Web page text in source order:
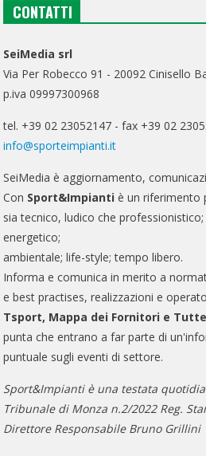
CONTATTI
SeiMedia srl
Via Per Robecco 91 - 20092 Cinisello
p.iva 09997300968
tel. +39 02 23052147 - fax +39 02
info@sporteimpianti.it
SeiMedia è aggiornamento,
Con Sport&Impianti è un riferimento
sia tecnico, ludico che
energetico;
ambientale; life-style; tempo libero.
Informa e comunica in merito a
e best practises, realizzazioni e
Tsport, Mappa dei Fornitori e
punta che entrano a far parte di
puntuale sugli eventi di settore.
Sport&Impianti è una testata
Tribunale di Monza n.2/2022 Reg.
Direttore Responsabile Bruno Grillini